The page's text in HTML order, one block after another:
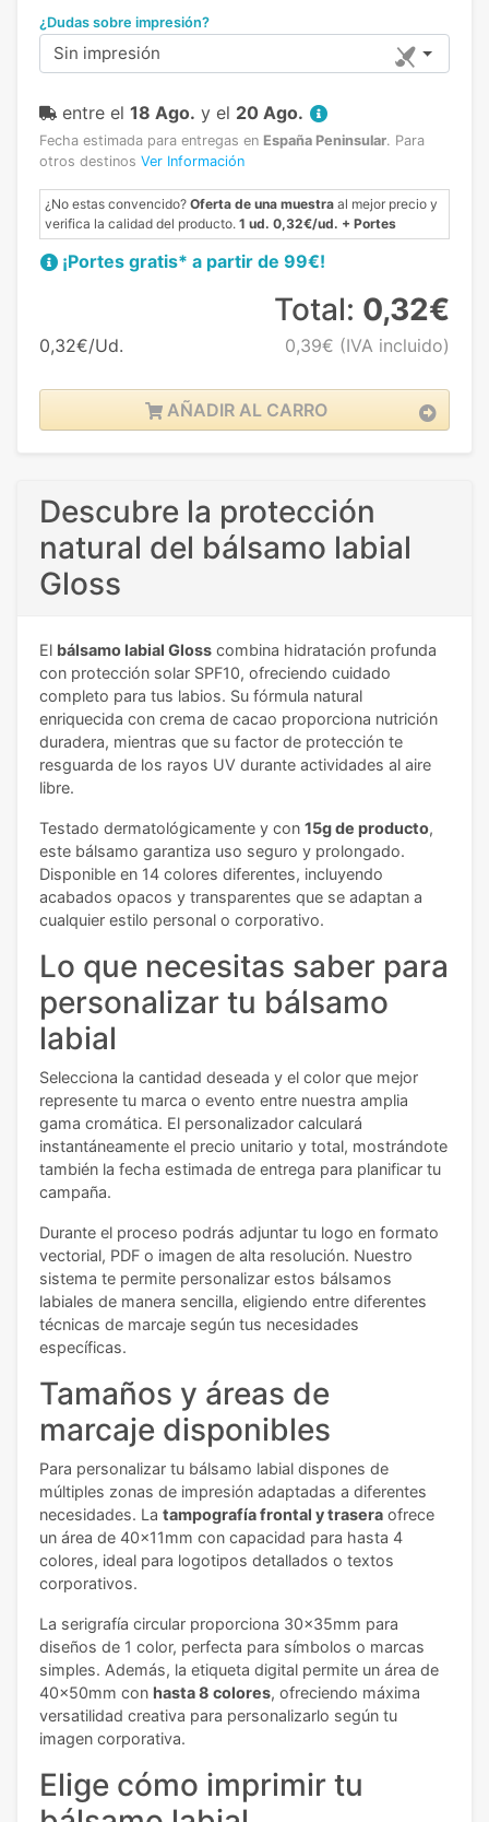
¿Dudas sobre impresión?
Sin impresión
entre el 18 Ago. y el 20 Ago.
Fecha estimada para entregas en España Peninsular. Para
otros destinos Ver Información
¿No estas convencido? Oferta de una muestra al mejor precio y
verifica la calidad del producto. 1 ud. 0,32€/ud. + Portes
¡Portes gratis* a partir de 99€!
0,32€/Ud.
Total: 0,32€
0,39€ (IVA incluido)
AÑADIR AL CARRO
Descubre la protección
natural del bálsamo labial
Gloss
El bálsamo labial Gloss combina hidratación profunda
con protección solar SPF10, ofreciendo cuidado
completo para tus labios. Su fórmula natural
enriquecida con crema de cacao proporciona nutrición
duradera, mientras que su factor de protección te
resguarda de los rayos UV durante actividades al aire
libre.
Testado dermatológicamente y con 15g de producto,
este bálsamo garantiza uso seguro y prolongado.
Disponible en 14 colores diferentes, incluyendo
acabados opacos y transparentes que se adaptan a
cualquier estilo personal o corporativo.
Lo que necesitas saber para
personalizar tu bálsamo
labial
Selecciona la cantidad deseada y el color que mejor
represente tu marca o evento entre nuestra amplia
gama cromática. El personalizador calculará
instantáneamente el precio unitario y total, mostrándote
también la fecha estimada de entrega para planificar tu
campaña.
Durante el proceso podrás adjuntar tu logo en formato
vectorial, PDF o imagen de alta resolución. Nuestro
sistema te permite personalizar estos bálsamos
labiales de manera sencilla, eligiendo entre diferentes
técnicas de marcaje según tus necesidades
específicas.
Tamaños y áreas de
marcaje disponibles
Para personalizar tu bálsamo labial dispones de
múltiples zonas de impresión adaptadas a diferentes
necesidades. La tampografía frontal y trasera ofrece
un área de 40x11mm con capacidad para hasta 4
colores, ideal para logotipos detallados o textos
corporativos.
La serigrafía circular proporciona 30x35mm para
diseños de 1 color, perfecta para símbolos o marcas
simples. Además, la etiqueta digital permite un área de
40x50mm con hasta 8 colores, ofreciendo máxima
versatilidad creativa para personalizarlo según tu
imagen corporativa.
Elige cómo imprimir tu